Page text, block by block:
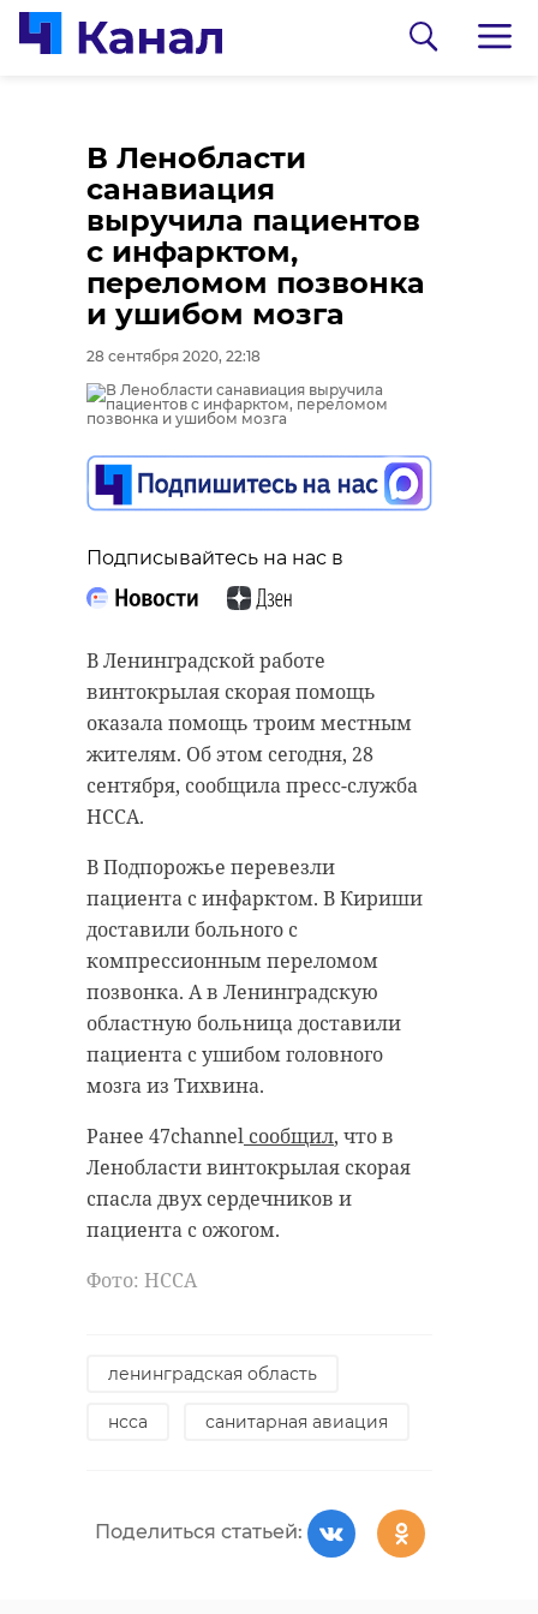
В Ленобласти
санавиация
выручила пациентов
с инфарктом,
переломом позвонка
и ушибом мозга
28 сентября 2020, 22:18
Подписывайтесь на нас в
В Ленинградской работе
винтокрылая скорая помощь
оказала помощь троим местным
жителям. Об этом сегодня, 28
сентября, сообщила пресс-служба
НССА.
В Подпорожье перевезли
пациента с инфарктом. В Кириши
доставили больного с
компрессионным переломом
позвонка. А в Ленинградскую
областную больница доставили
пациента с ушибом головного
мозга из Тихвина.
Ранее 47channel сообщил, что в
Ленобласти винтокрылая скорая
спасла двух сердечников и
пациента с ожогом.
Фото: НССА
ленинградская область
нсса санитарная авиация
Поделиться статьей:
0:00 / 0:00
Сосновоборец
разгадал тайну
старинном кладбище
и узнал много нового
11 февраля 2020, 14:59
Подписывайтесь на нас в
Руслан Семенченко мечтает,
чтобы историки-профессионалы
больше узнали о жизни Анны. В
этом году бельгийские архивы
рассекретят документы 100-
летней давности и, может тогда,
удастся узнать, какой была жизнь
Анны Беквор и других бельгийцев
в Сосновом Бору.
Поделиться статьей:
0:00 / 0:00
В Каменке
состоялась
прорыва "Линии
Маннергейма"
Подписывайтесь на нас в
Самой зрелищной частью стала
демонстрация основных
наступательных элементов
Красной Армии, рукопашный бой
и штурм укрепленных
сооружений.
военно-историческая
реконструкция
каменка
линия маннергейма